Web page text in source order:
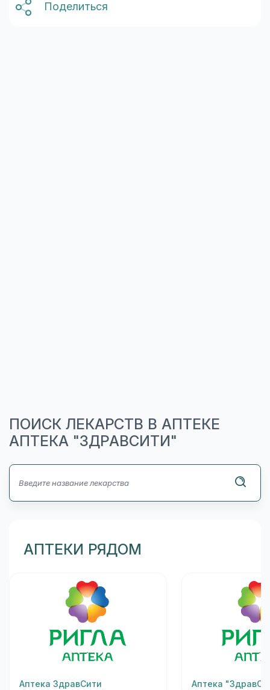
Поделиться
ПОИСК ЛЕКАРСТВ В АПТЕКЕ
АПТЕКА "ЗДРАВСИТИ"
АПТЕКИ РЯДОМ
Аптека ЗдравСити Аптека